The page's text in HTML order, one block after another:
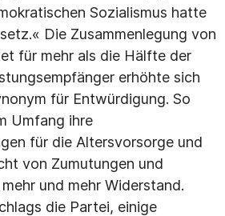
Sozialis­mus hatte
Die Zusammenlegung von
für mehr als die Hälfte der
erhöhte sich
für Entwürdigung. So
Umfang ihre
für die Altersvorsorge und
von Zumutungen und
und mehr Widerstand.
die Partei, einige